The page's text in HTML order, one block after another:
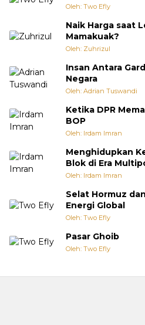
Oleh: Two Efly
Naik Harga saat
Mamakuak?
Oleh: Zuhrizul
Insan Antara
Negara
Oleh: Adrian Tuswandi
Ketika DPR
BOP
Oleh: Irdam Imran
Menghidupkan
Blok di Era
Oleh: Irdam Imran
Selat Hormuz
Energi Global
Oleh: Two Efly
Pasar Ghoib
Oleh: Two Efly